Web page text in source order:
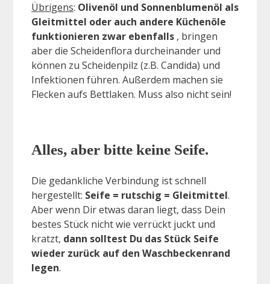
Übrigens: Olivenöl und Sonnenblumenöl als
Gleitmittel oder auch andere Küchenöle
funktionieren zwar ebenfalls , bringen
aber die Scheidenflora durcheinander und
können zu Scheidenpilz (z.B. Candida) und
Infektionen führen. Außerdem machen sie
Flecken aufs Bettlaken. Muss also nicht sein!
Alles, aber bitte keine Seife.
Die gedankliche Verbindung ist schnell
hergestellt: Seife = rutschig = Gleitmittel.
Aber wenn Dir etwas daran liegt, dass Dein
bestes Stück nicht wie verrückt juckt und
kratzt, dann solltest Du das Stück Seife
wieder zurück auf den Waschbeckenrand
legen.